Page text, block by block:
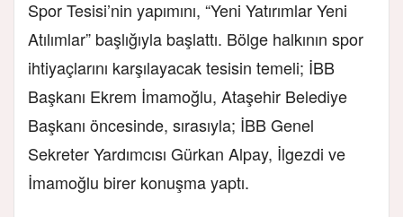
Spor Tesisi’nin yapımını, “Yeni Yatırımlar Yeni
Atılımlar” başlığıyla başlattı. Bölge halkının spor
ihtiyaçlarını karşılayacak tesisin temeli; İBB
Başkanı Ekrem İmamoğlu, Ataşehir Belediye
Başkanı öncesinde, sırasıyla; İBB Genel
Sekreter Yardımcısı Gürkan Alpay, İlgezdi ve
İmamoğlu birer konuşma yaptı.